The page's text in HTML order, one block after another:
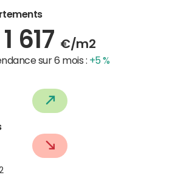
1 617 €/m2
sur 6 mois : +5 %